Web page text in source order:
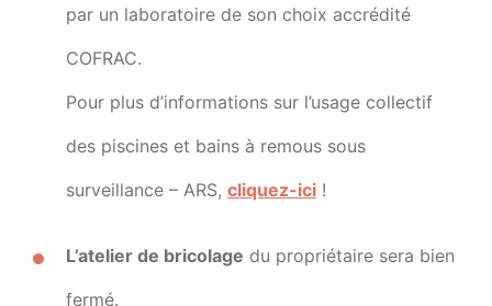
par un laboratoire de son choix accrédité
COFRAC.
Pour plus d’informations sur l’usage collectif
des piscines et bains à remous sous
surveillance – ARS, cliquez-ici !
L’atelier de bricolage du propriétaire sera bien
fermé.